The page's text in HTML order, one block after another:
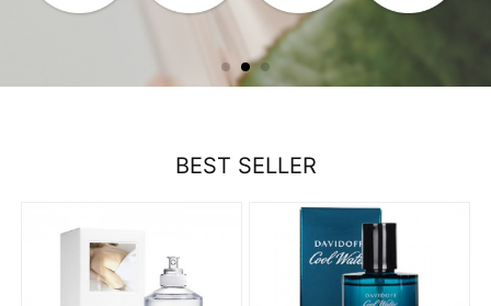
BEST SELLER